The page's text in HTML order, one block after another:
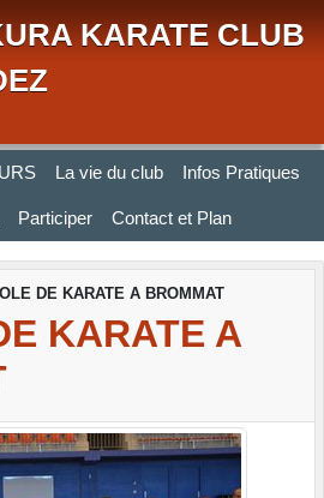
KARATE CLUB
La vie du club Infos Pratiques
Participer Contact et Plan
DE KARATE A BROMMAT
KARATE A